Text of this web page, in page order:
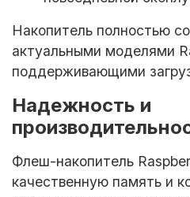
Накопитель полностью
актуальными моделями
поддерживающими
Надежность и
Флеш-накопитель
качественную память и